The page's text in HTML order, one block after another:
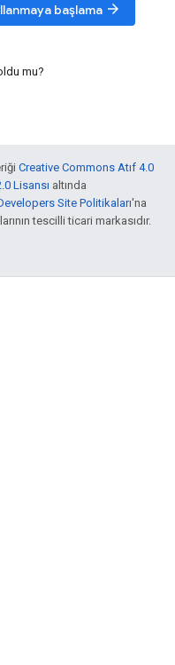
başlama arrow_forward
mu?
Creative Commons Atıf 4.0
Lisansı altında
Site Politikaları'na
tescilli ticari markasıdır.